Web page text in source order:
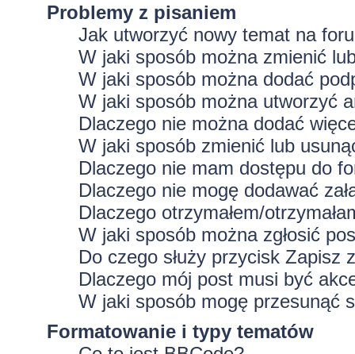
Problemy z pisaniem
Jak utworzyć nowy temat na
W jaki sposób można zmienić
W jaki sposób można dodać
W jaki sposób można utworzyć
Dlaczego nie można dodać
W jaki sposób zmienić lub
Dlaczego nie mam dostępu do
Dlaczego nie mogę dodawać
Dlaczego otrzymałem/
W jaki sposób można zgłosić
Do czego służy przycisk Zapisz
Dlaczego mój post musi być
W jaki sposób mogę przesunąć
Formatowanie i typy tematów